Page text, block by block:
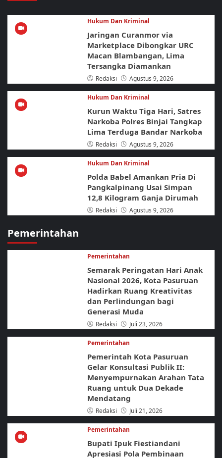
Hukum Dan Kriminal
Jaringan Curanmor via
Marketplace Dibongkar URC
Macan Blambangan, Lima
Tersangka Diamankan
Redaksi Agustus 9, 2026
Hukum Dan Kriminal
Kurun Waktu Tiga Hari, Satres
Narkoba Polres Binjai Tangkap
Lima Terduga Bandar Narkoba
Redaksi Agustus 9, 2026
Hukum Dan Kriminal
Polda Babel Amankan Pria Di
Pangkalpinang Usai Simpan
12,8 Kilogram Ganja Dirumah
Redaksi Agustus 9, 2026
Pemerintahan
Pemerintahan
Semarak Peringatan Hari Anak
Nasional 2026, Kota Pasuruan
Hadirkan Ruang Kreativitas
dan Perlindungan bagi
Generasi Muda
Redaksi Juli 23, 2026
Pemerintahan
Pemerintah Kota Pasuruan
Gelar Konsultasi Publik II:
Menyempurnakan Arahan Tata
Ruang untuk Dua Dekade
Mendatang
Redaksi Juli 21, 2026
Pemerintahan
Bupati Ipuk Fiestiandani
Apresiasi Pola Pembinaan